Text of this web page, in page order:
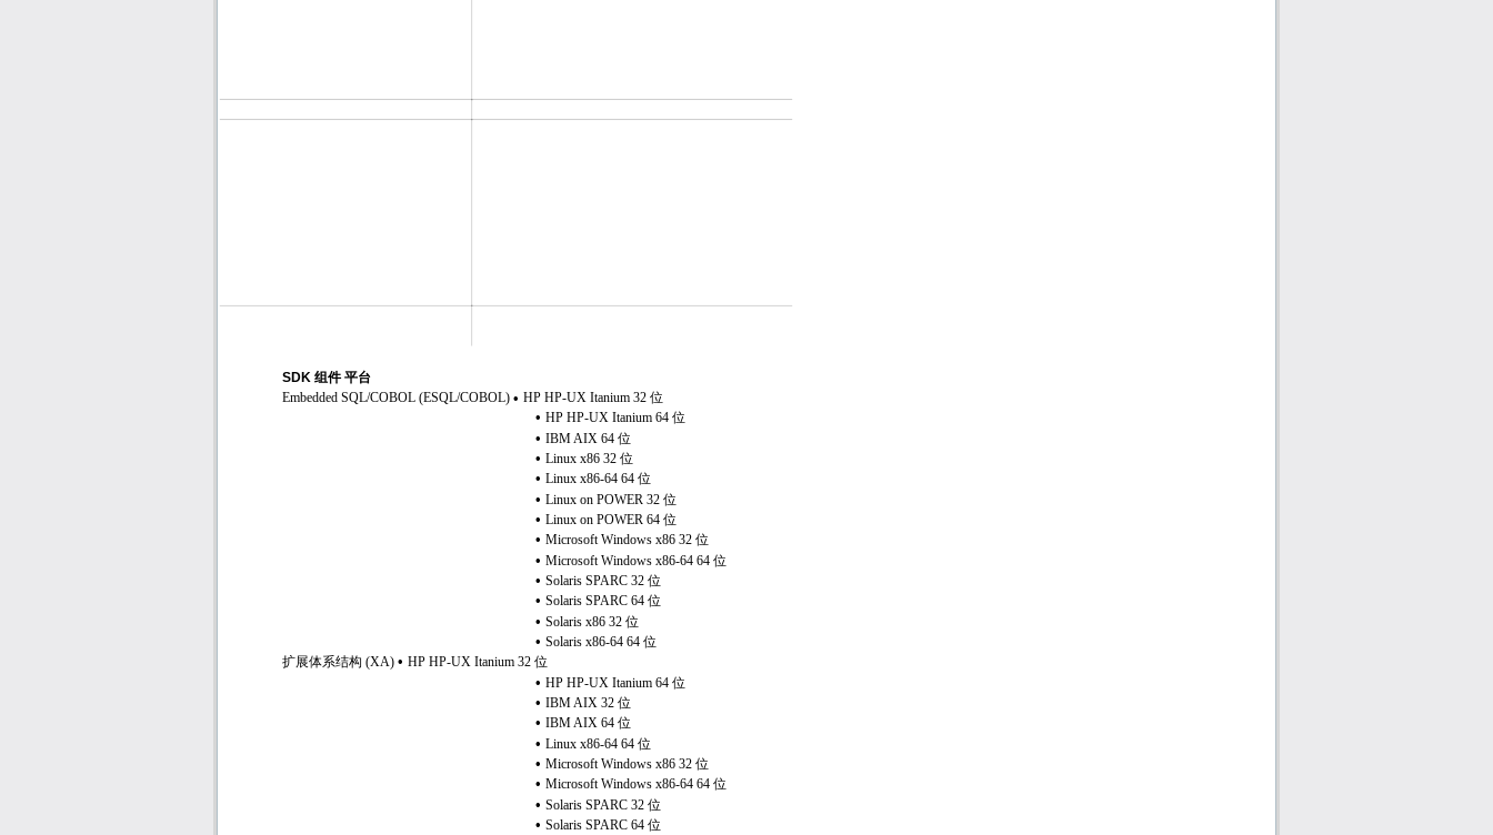
SDK组件 平台
Embedded SQL/COBOL (ESQL/COBOL)•HP HP-UX Itanium 32位
•HP HP-UX Itanium 64位
•IBM AIX 64位
•Linux x86 32位
•Linux x86-64 64位
•Linux on POWER 32位
•Linux on POWER 64位
•Microsoft Windows x86 32位
•Microsoft Windows x86-64 64位
•Solaris SPARC 32位
•Solaris SPARC 64位
•Solaris x86 32位
•Solaris x86-64 64位
扩展体系结构(XA)•HP HP-UX Itanium 32位
•HP HP-UX Itanium 64位
•IBM AIX 32位
•IBM AIX 64位
•Linux x86-64 64位
•Microsoft Windows x86 32位
•Microsoft Windows x86-64 64位
•Solaris SPARC 32位
•Solaris SPARC 64位